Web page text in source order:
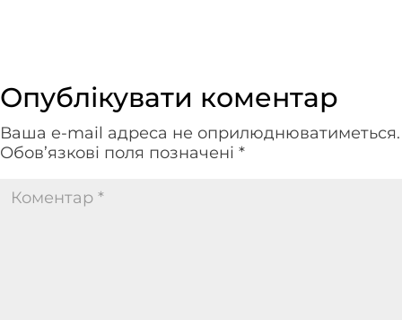
Опублікувати коментар
Ваша e-mail адреса не оприлюднюватиметься.
Обов’язкові поля позначені *